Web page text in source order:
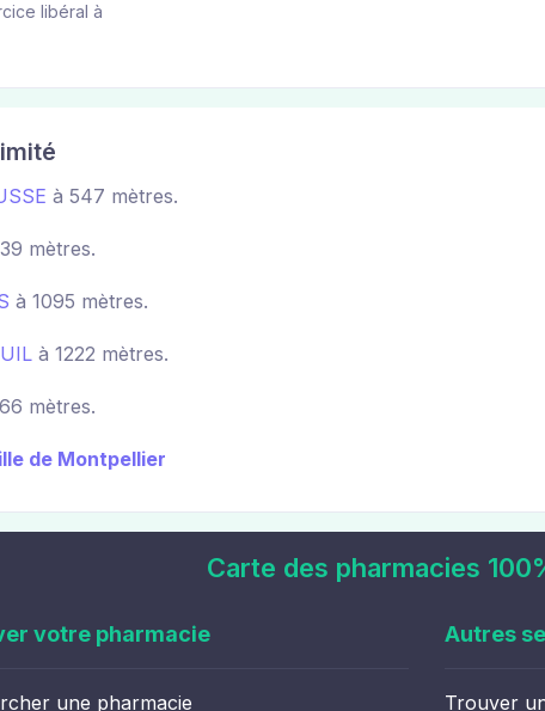
libéral à
à 547 mètres.
mètres.
à 1095 mètres.
à 1222 mètres.
mètres.
de Montpellier
Carte des pharmacies
votre pharmacie
une pharmacie
Autres
Trouver